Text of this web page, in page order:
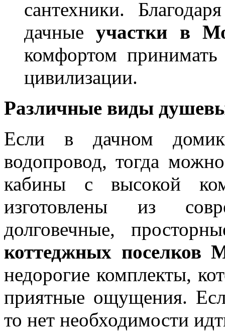
сантехники.
дачныеучастки в
комфортом
цивилизации.
Различные виды
Если в дачном
водопровод, тогда
кабины с высокой
изготовлены из
долговечные,
коттеджных поселков
недорогие комплекты,
приятные ощущения.
то нет необходимости